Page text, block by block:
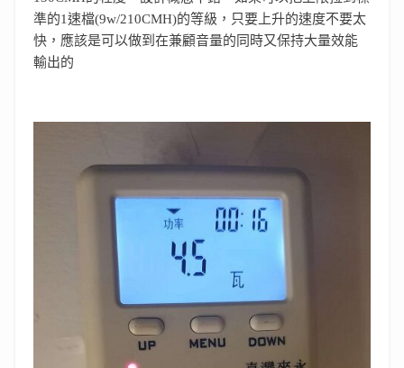
準的1速檔(9w/210CMH)的等級，只要上升的速度不要太
快，應該是可以做到在兼顧音量的同時又保持大量效能
輸出的